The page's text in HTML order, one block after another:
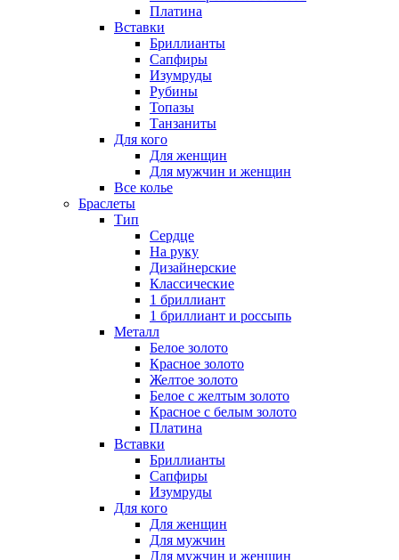
Платина
Вставки
Бриллианты
Сапфиры
Изумруды
Рубины
Топазы
Танзаниты
Для кого
Для женщин
Для мужчин и женщин
Все колье
Браслеты
Тип
Сердце
На руку
Дизайнерские
Классические
1 бриллиант
1 бриллиант и россыпь
Металл
Белое золото
Красное золото
Желтое золото
Белое с желтым золото
Красное с белым золото
Платина
Вставки
Бриллианты
Сапфиры
Изумруды
Для кого
Для женщин
Для мужчин
Для мужчин и женщин